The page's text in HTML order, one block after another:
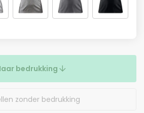
bedrukking
zonder bedrukking